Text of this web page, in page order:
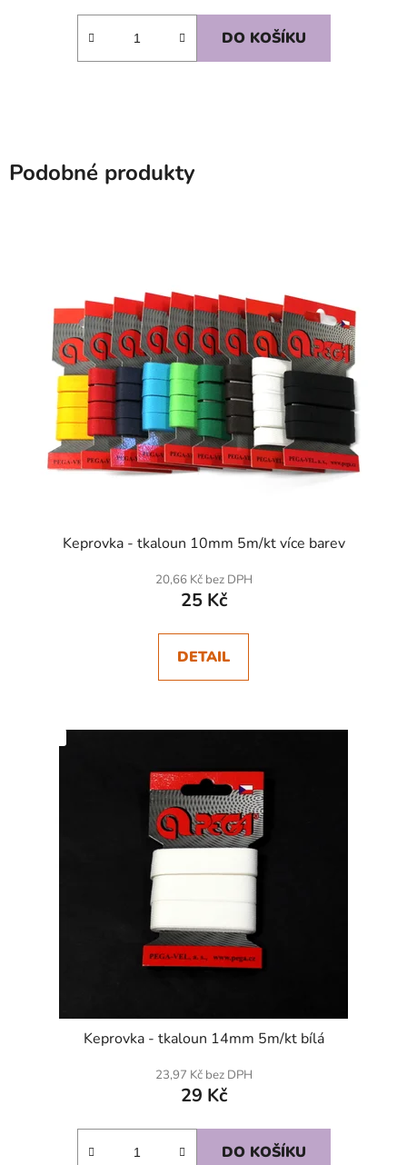
DO KOŠÍKU
Podobné produkty
Keprovka - tkaloun 10mm 5m/kt více barev
20,66 Kč bez DPH
25 Kč
DETAIL
Keprovka - tkaloun 14mm 5m/kt bílá
23,97 Kč bez DPH
29 Kč
DO KOŠÍKU